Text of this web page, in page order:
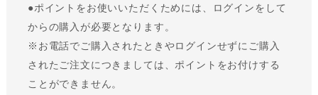
●ポイントをお使いいただくためには、ログインをして
からの購入が必要となります。
※お電話でご購入されたときやログインせずにご購入
されたご注文につきましては、ポイントをお付けする
ことができません。